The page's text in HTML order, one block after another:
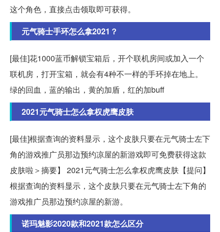
这个角色，直接点击领取即可获得。
元气骑士手环怎么拿2021？
[最佳]花1000蓝币解锁宝箱后，开个联机房间或加入一个
联机房，打开宝箱，就会有4种不一样的手环掉在地上。
绿的回血，蓝的输出，黄的加盾，红的加buff
2021元气骑士怎么拿权虎鹰皮肤
[最佳]根据查询的资料显示，这个皮肤只要在元气骑士左下
角的游戏推广员那边预约凉屋的新游戏即可免费获得这款
皮肤啦＞摘要】 2021元气骑士怎么拿权虎鹰皮肤【提问】
根据查询的资料显示，这个皮肤只要在元气骑士左下角的
游戏推广员那边预约凉屋的新游。
诺玛魅影2020款和2021款怎么区分